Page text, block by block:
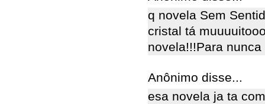
q novela Sem
cristal tá
novela!!!Para
Anônimo disse...
esa novela ja ta